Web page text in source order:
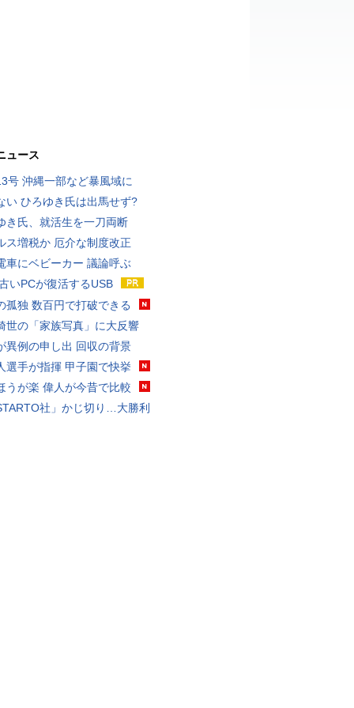
ュース
号 沖縄一部など暴風域に
い ひろゆき氏は出馬せず?
き氏、就活生を一刀両断
ス増税か 厄介な制度改正
車にベビーカー 議論呼ぶ
いPCが復活するUSB
孤独 数百円で打破できる
世の「家族写真」に大反響
異例の申し出 回収の背景
選手が指揮 甲子園で快挙
うが楽 偉人が今昔で比較
社」かじ切り…大勝利